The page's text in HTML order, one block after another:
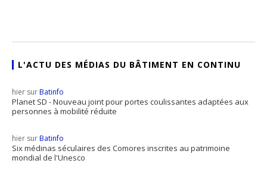
L'ACTU DES MÉDIAS DU BÂTIMENT EN CONTINU
hier surBatinfo
Planet SD - Nouveau joint pour portes coulissantes adaptées aux
personnes à mobilité réduite
hier surBatinfo
Six médinas séculaires des Comores inscrites au patrimoine
mondial de l'Unesco